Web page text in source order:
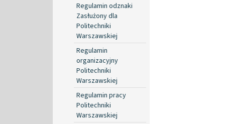
Regulamin odznaki
Zasłużony dla
Politechniki
Warszawskiej
Regulamin
organizacyjny
Politechniki
Warszawskiej
Regulamin pracy
Politechniki
Warszawskiej